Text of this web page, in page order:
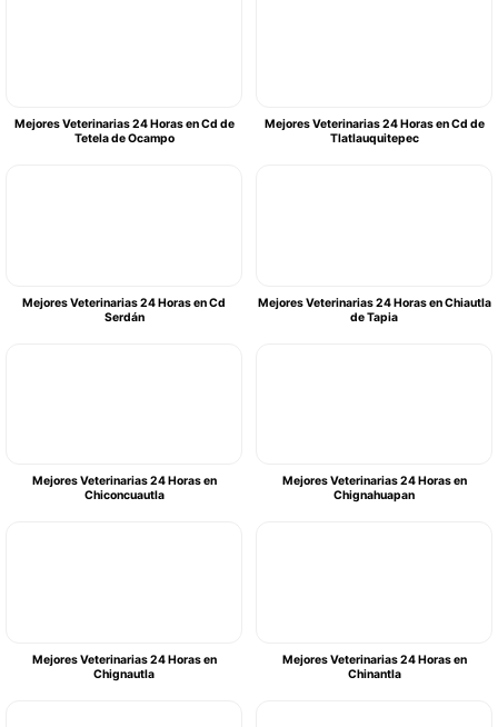
Mejores Veterinarias 24 Horas en Cd de
Tetela de Ocampo
Mejores Veterinarias 24 Horas en Cd de
Tlatlauquitepec
Mejores Veterinarias 24 Horas en Cd
Serdán
Mejores Veterinarias 24 Horas en Chiautla
de Tapia
Mejores Veterinarias 24 Horas en
Chiconcuautla
Mejores Veterinarias 24 Horas en
Chignahuapan
Mejores Veterinarias 24 Horas en
Chignautla
Mejores Veterinarias 24 Horas en
Chinantla